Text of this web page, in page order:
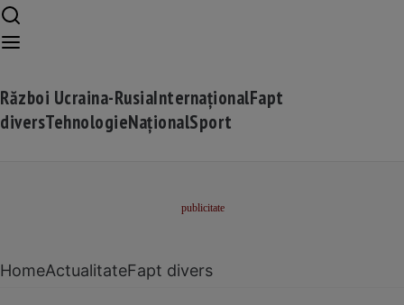
Război Ucraina-RusiaInternaționalFapt
diversTehnologieNaționalSport
HomeActualitateFapt divers